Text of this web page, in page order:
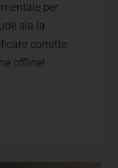
per
sia la
corrette
offline!